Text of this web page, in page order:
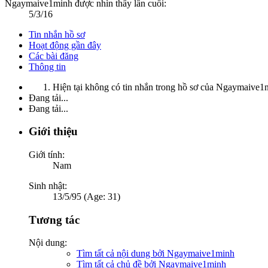
Ngaymaive1minh được nhìn thấy lần cuối:
5/3/16
Tin nhắn hồ sơ
Hoạt động gần đây
Các bài đăng
Thông tin
Hiện tại không có tin nhắn trong hồ sơ của
Đang tải...
Đang tải...
Giới thiệu
Giới tính:
Nam
Sinh nhật:
13/5/95 (Age: 31)
Tương tác
Nội dung:
Tìm tất cả nội dung bởi Ngaymaive1minh
Tìm tất cả chủ đề bởi Ngaymaive1minh